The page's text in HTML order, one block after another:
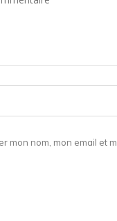
mon nom, mon email et